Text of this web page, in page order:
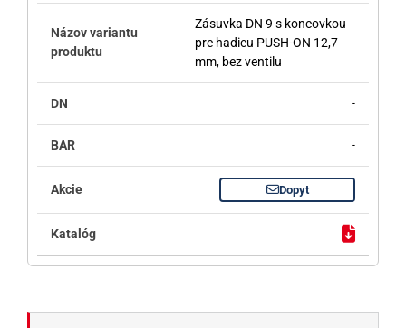
Zásuvka DN 9 s koncovkou
pre hadicu PUSH-ON 12,7
mm, bez ventilu
-
-
Dopyt